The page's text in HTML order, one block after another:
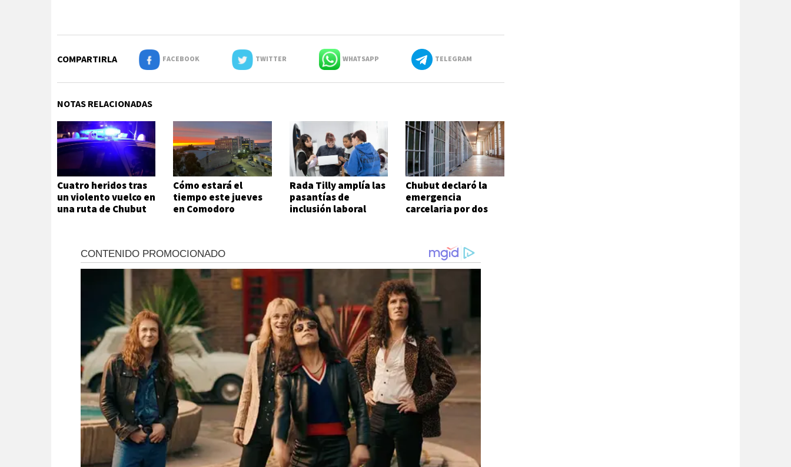
COMPARTIRLA FACEBOOK TWITTER WHATSAPP TELEGRAM
NOTAS RELACIONADAS
Cuatro heridos tras
un violento vuelco en
una ruta de Chubut
Cómo estará el
tiempo este jueves
en Comodoro
Rada Tilly amplía las
pasantías de
inclusión laboral
Chubut declaró la
emergencia
carcelaria por dos